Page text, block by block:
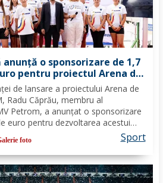
anunță o sponsorizare de 1,7
pentru proiectul Arena de
de lansare a proiectului Arena de
Radu Căprău, membru al
Petrom, a anunțat o sponsorizare
euro pentru dezvoltarea acestui
pentru canotajul și
Investiția completează...
foto Sport